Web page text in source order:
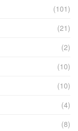
(101)
(21)
(2)
(10)
(10)
(4)
(8)